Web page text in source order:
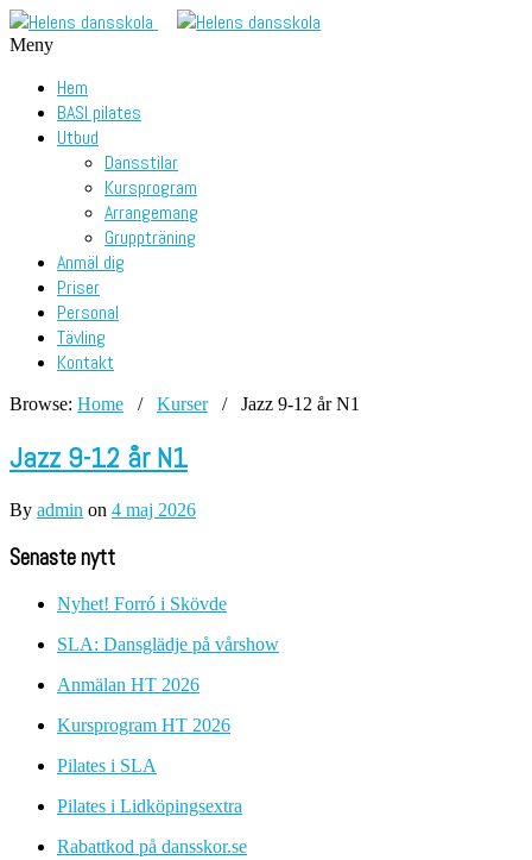
Meny
Hem
BASI pilates
Utbud
Dansstilar
Kursprogram
Arrangemang
Gruppträning
Anmäl dig
Priser
Personal
Tävling
Kontakt
Browse: Home / Kurser / Jazz 9-12 år N1
Jazz 9-12 år N1
By admin on 4 maj 2026
Senaste nytt
Nyhet! Forró i Skövde
SLA: Dansglädje på vårshow
Anmälan HT 2026
Kursprogram HT 2026
Pilates i SLA
Pilates i Lidköpingsextra
Rabattkod på dansskor.se